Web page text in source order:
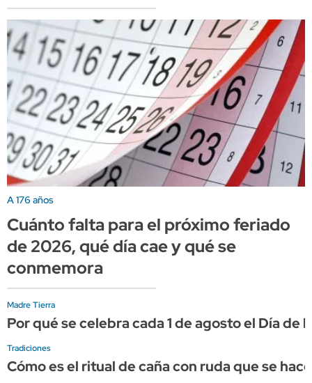
A 176 años
Cuánto falta para el próximo feriado
de 2026, qué día cae y qué se
conmemora
Madre Tierra
Por qué se celebra cada 1 de agosto el Día
Tradiciones
Cómo es el ritual de caña con ruda que se